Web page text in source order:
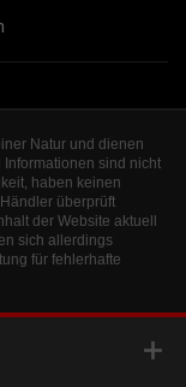
Natur und dienen
sind nicht
haben keinen
überprüft
der Website aktuell
sich allerdings
für fehlerhafte